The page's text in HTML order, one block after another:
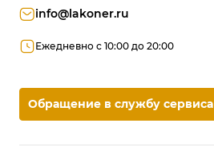
info@lakoner.ru
Ежедневно с 10:00 до 20:00
Обращение в службу сервиса